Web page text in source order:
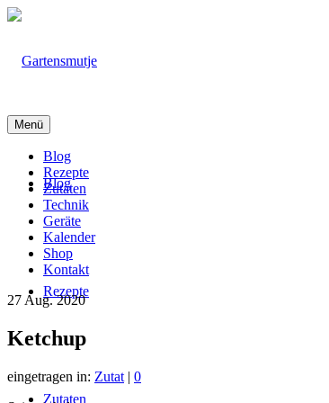
Blog
Rezepte
Zutaten
Menü
Blog
Rezepte
Zutaten
Technik
Geräte
Kalender
Shop
Kontakt
27 Aug. 2020
Ketchup
eingetragen in: Zutat | 0